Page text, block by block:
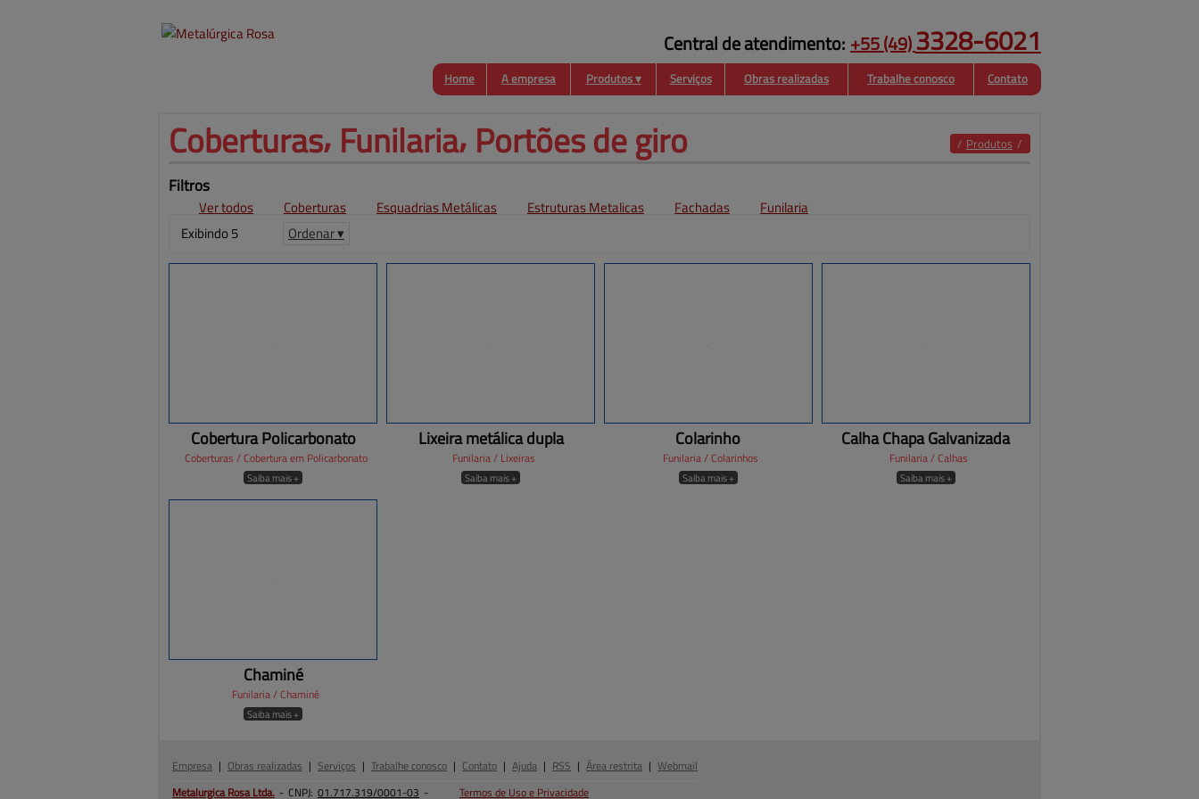
Central de atendimento: +55(49) 3328-6021
Home A empresa Produtos ▾ Serviços Obras realizadas Trabalhe conosco Contato
Coberturas⸴ Funilaria⸴ Portões de giro / Produtos /
Filtros
Ver todos Coberturas Esquadrias Metálicas Estruturas Metalicas Fachadas
Funilaria
Exibindo 5
Ordenar ▾
Cobertura Policarbonato
Coberturas / Cobertura em Policarbonato
Saiba mais +
Lixeira metálica dupla
Funilaria / Lixeiras
Saiba mais +
Colarinho
Funilaria / Colarinhos
Saiba mais +
Calha Chapa Galvanizada
Funilaria / Calhas
Saiba mais +
Chaminé
Funilaria / Chaminé
Saiba mais +
Empresa | Obras realizadas | Serviços | Trabalhe conosco | Contato | Ajuda | RSS | Área restrita | Webmail
Metalurgica Rosa Ltda. - CNPJ: 01.717.319/0001-03 - Termos de Uso e Privacidade